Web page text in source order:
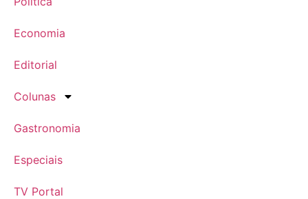
Economia
Editorial
Colunas
Gastronomia
Especiais
TV Portal